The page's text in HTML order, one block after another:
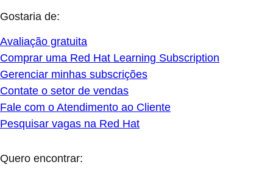
Gostaria de:
Avaliação gratuita
Comprar uma Red Hat Learning Subscription
Gerenciar minhas subscrições
Contate o setor de vendas
Fale com o Atendimento ao Cliente
Pesquisar vagas na Red Hat
Quero encontrar: